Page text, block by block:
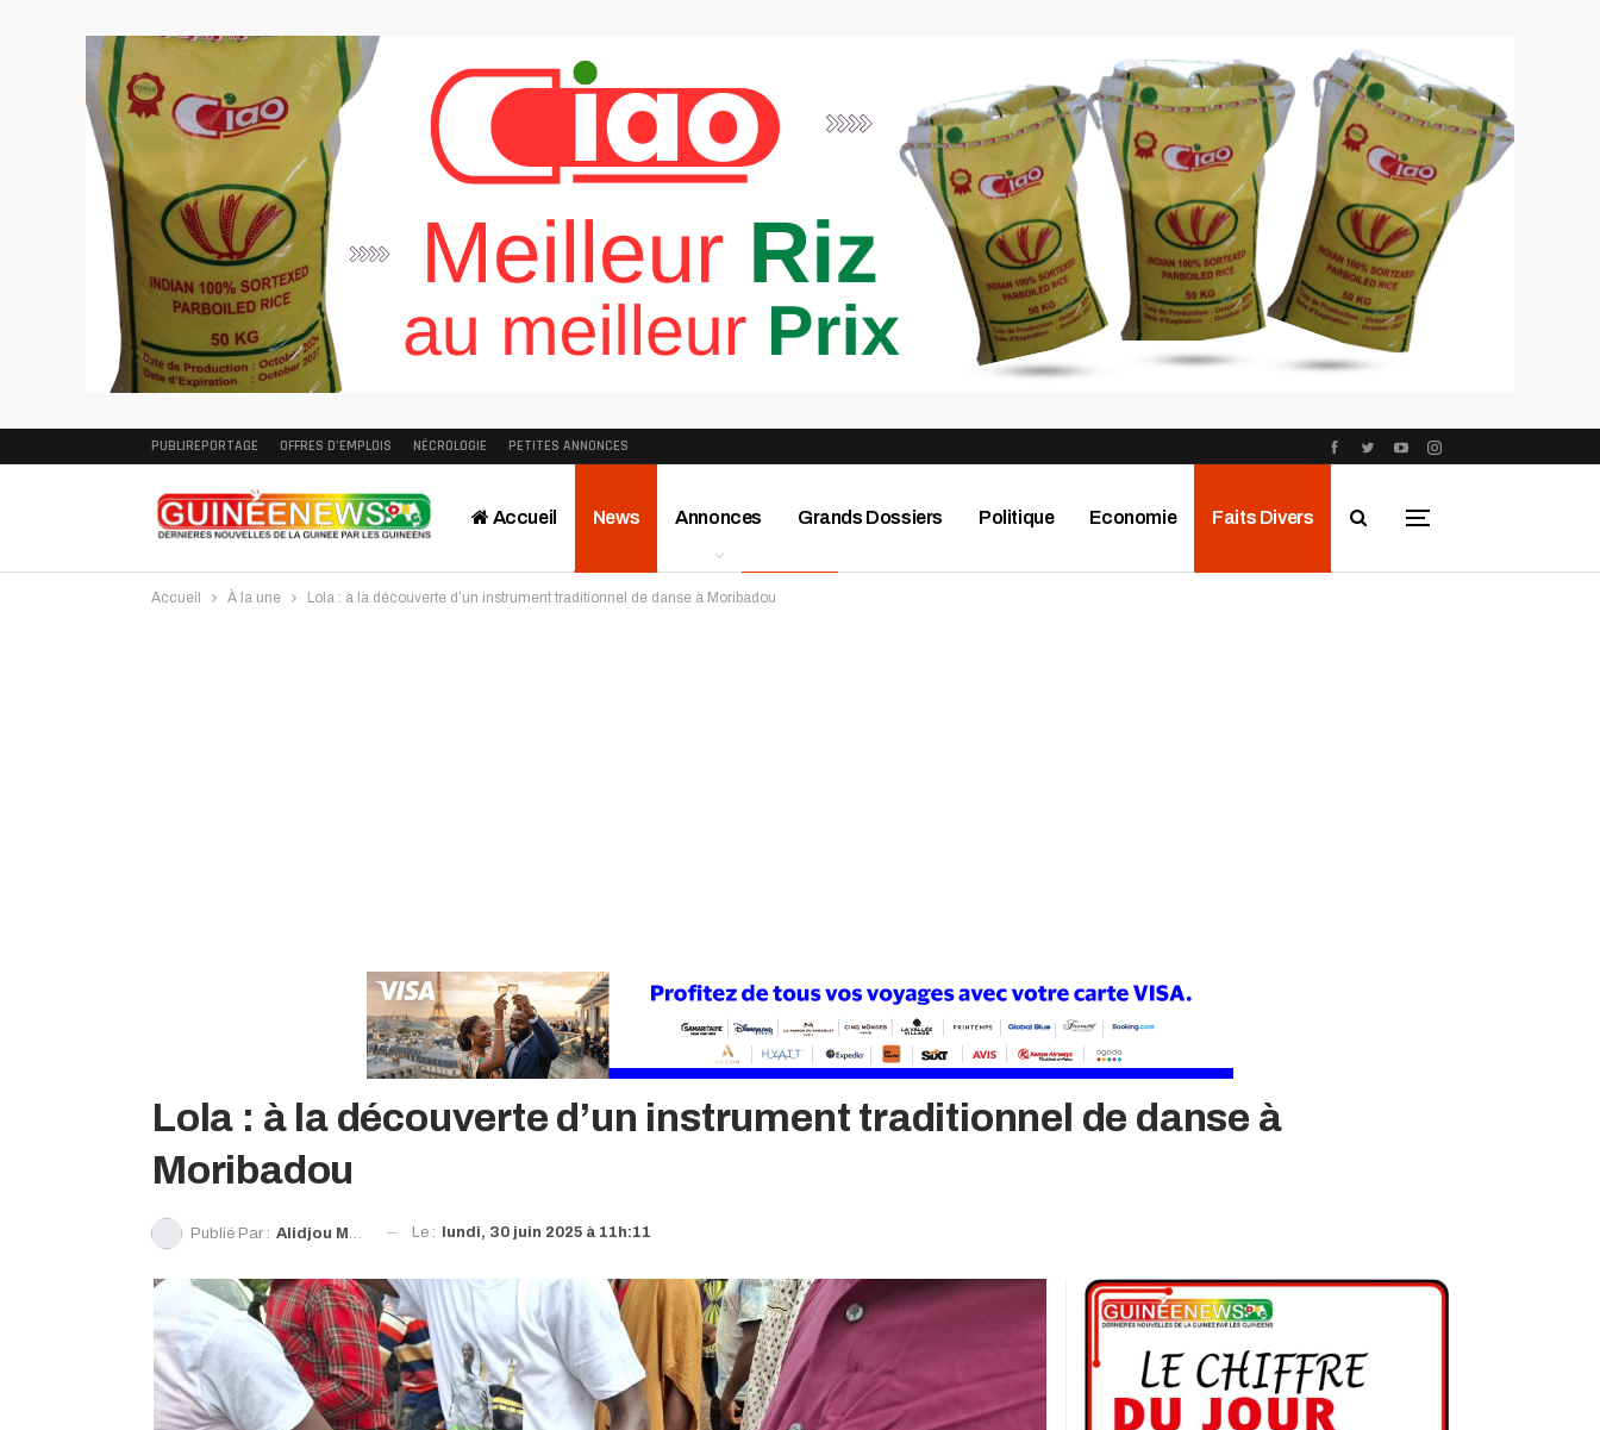
PUBLIREPORTAGE OFFRES D’EMPLOIS NÉCROLOGIE PETITES ANNONCES
Accueil News Annonces Grands Dossiers Politique Economie Faits Divers
Accueil À la une Lola : à la découverte d’un instrument traditionnel de danse à Moribadou
Lola : à la découverte d’un instrument traditionnel de danse à
Moribadou
Publié Par : Alidjou Moribadougou Sylla Le : lundi, 30 juin 2025 à 11h:11